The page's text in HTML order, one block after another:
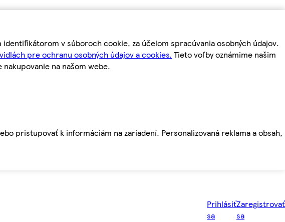
v súboroch cookie, za účelom spracúvania osobných údajov.
pre ochranu osobných údajov a cookies. Tieto voľby oznámime našim
na našom webe.
pristupovať k informáciám na zariadení. Personalizovaná reklama a obsah,
Prihlásiť
sa
Zaregistrovať
sa